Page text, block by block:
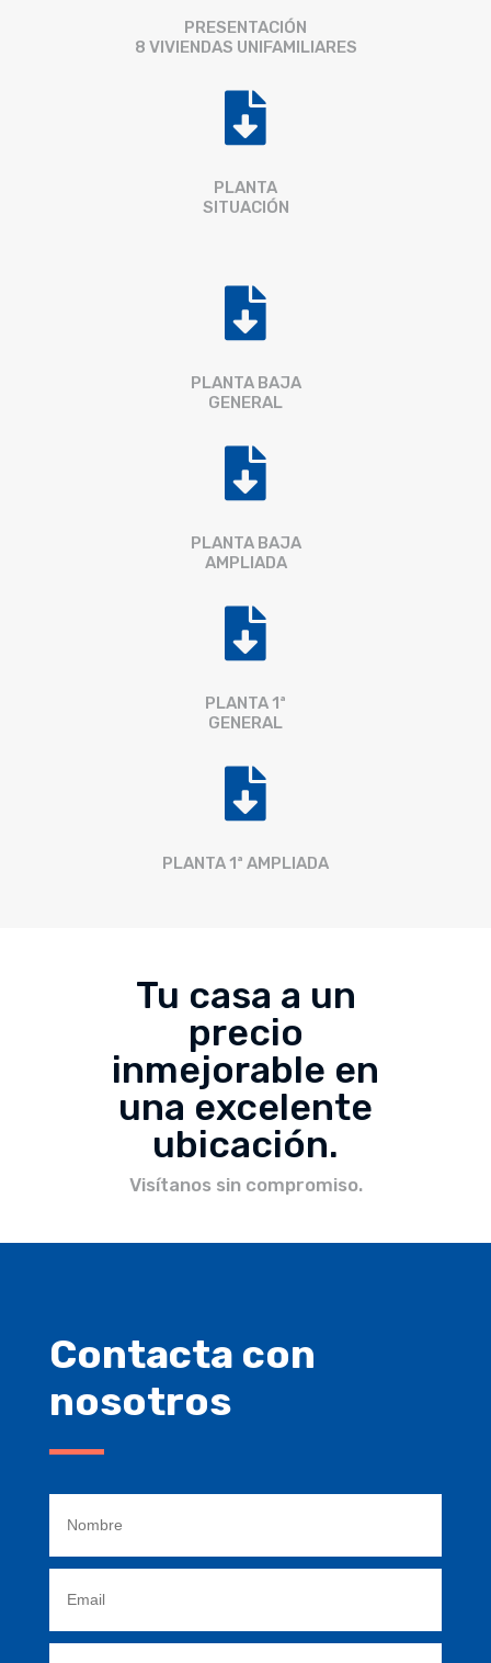
PRESENTACIÓN
8 VIVIENDAS UNIFAMILIARES

PLANTA
SITUACIÓN

PLANTA BAJA
GENERAL

PLANTA BAJA
AMPLIADA

PLANTA 1ª
GENERAL

PLANTA 1ª AMPLIADA
Tu casa a un
precio
inmejorable en
una excelente
ubicación.
Visítanos sin compromiso.
Contacta con
nosotros